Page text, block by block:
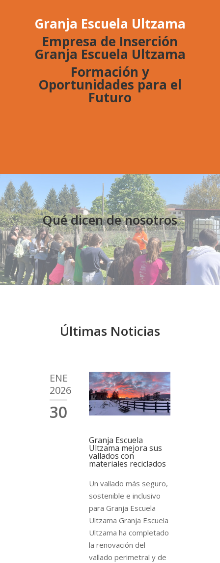
Granja Escuela Ultzama
Empresa de Inserción
Granja Escuela Ultzama
Formación y
Oportunidades para el
Futuro
Qué dicen de nosotros
Últimas Noticias
ENE
2026
30
Granja Escuela
Ultzama mejora sus
vallados con
materiales reciclados
Un vallado más seguro,
sostenible e inclusivo
para Granja Escuela
Ultzama Granja Escuela
Ultzama ha completado
la renovación del
vallado perimetral y de